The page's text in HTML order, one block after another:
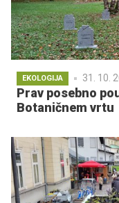
EKOLOGIJA 31. 10.
Prav posebno
Botaničnem vrtu